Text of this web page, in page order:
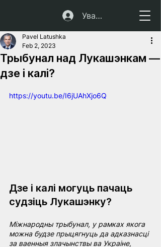
Увайсці
Трыбунал над Лукашэнкам —
дзе і калі?
Pavel Latushka
Feb 2, 2023
https://youtu.be/I6jUAhXjo6Q
Дзе і калі могуць пачаць
судзіць Лукашэнку?
Міжнародны трыбунал, у рамках якога
можна будзе прыцягнуць да адказнасці
за ваенныя злачынствы ва Украіне,